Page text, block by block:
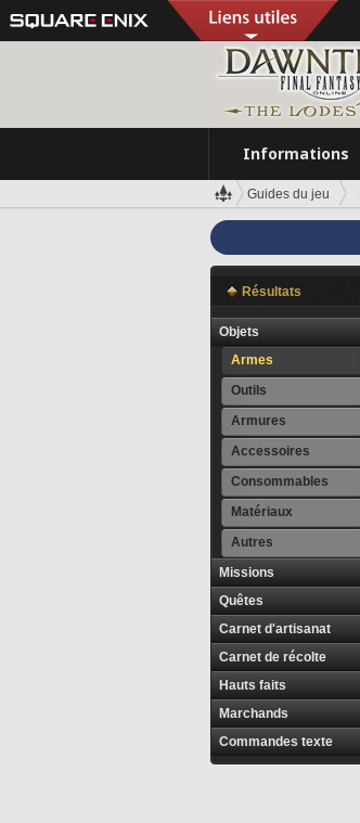
Informations
Guides du jeu
Résultats
Objets
Armes
Outils
Armures
Accessoires
Consommables
Matériaux
Autres
Missions
Quêtes
Carnet d'artisanat
Carnet de récolte
Hauts faits
Marchands
Commandes texte